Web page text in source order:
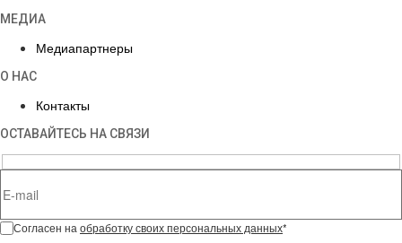
МЕДИА
Медиапартнеры
О НАС
Контакты
ОСТАВАЙТЕСЬ НА СВЯЗИ
Согласен на обработку своих персональных данных*